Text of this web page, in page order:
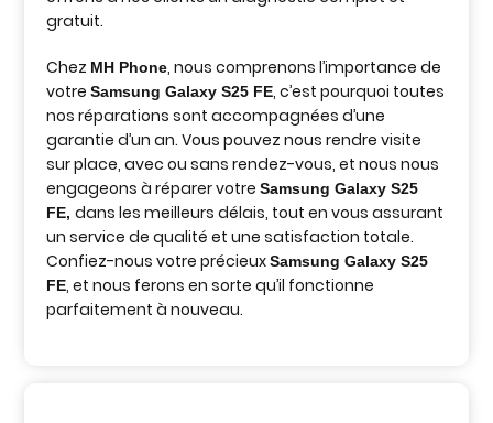
gratuit.
Chez MH Phone, nous comprenons l’importance de
votreSamsung Galaxy S25 FE, c’est pourquoi toutes
nos réparations sont accompagnées d’une
garantie d’un an. Vous pouvez nous rendre visite
sur place, avec ou sans rendez-vous, et nous nous
engageons à réparer votreSamsung Galaxy S25
FE,dans les meilleurs délais, tout en vous assurant
un service de qualité et une satisfaction totale.
Confiez-nous votre précieuxSamsung Galaxy S25
FE, et nous ferons en sorte qu’il fonctionne
parfaitement à nouveau.